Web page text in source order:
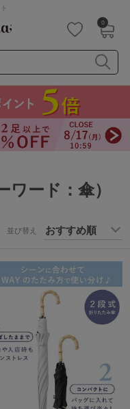
0
チューブトップ
キャミソール
下着
ライフスタイル
キッズ
ギフトラッピング
ード：傘）
並び替え